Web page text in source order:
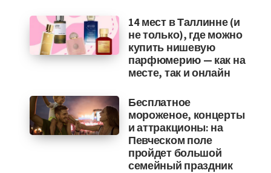
14 мест в Таллинне (и
не только), где можно
купить нишевую
парфюмерию — как на
месте, так и онлайн
Бесплатное
мороженое, концерты
и аттракционы: на
Певческом поле
пройдет большой
семейный праздник